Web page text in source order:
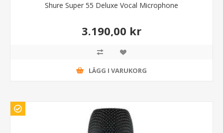
Shure Super 55 Deluxe Vocal Microphone
3.190,00 kr
LÄGG I VARUKORG